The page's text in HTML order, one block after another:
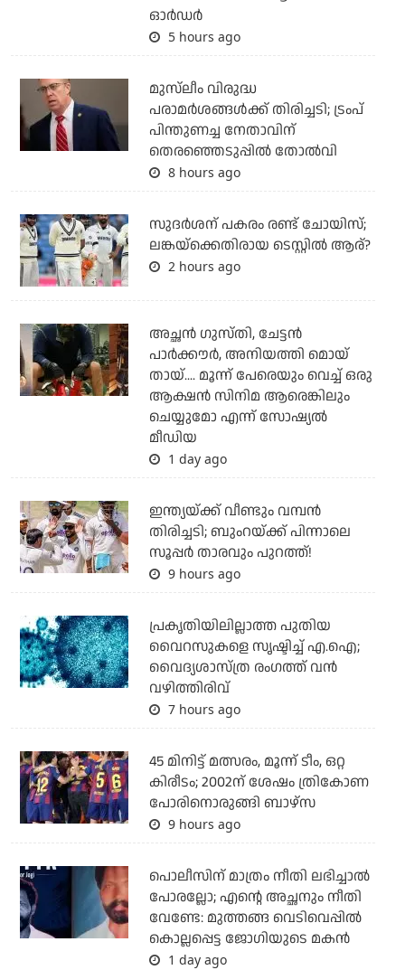
ഓര്‍ഡര്‍
5 hours ago
മുസ്‌ലീം വിരുദ്ധ
പരാമര്‍ശങ്ങള്‍ക്ക് തിരിച്ചടി; ട്രംപ്
പിന്തുണച്ച നേതാവിന്
തെരഞ്ഞെടുപ്പില്‍ തോല്‍വി
8 hours ago
സുദര്‍ശന് പകരം രണ്ട് ചോയിസ്;
ലങ്കയ്‌ക്കെതിരായ ടെസ്റ്റില്‍ ആര്?
2 hours ago
അച്ഛന്‍ ഗുസ്തി, ചേട്ടന്‍
പാര്‍ക്കൗര്‍, അനിയത്തി മൊയ്
തായ്.... മൂന്ന് പേരെയും വെച്ച് ഒരു
ആക്ഷന്‍ സിനിമ ആരെങ്കിലും
ചെയ്യുമോ എന്ന് സോഷ്യല്‍
മീഡിയ
1 day ago
ഇന്ത്യയ്ക്ക് വീണ്ടും വമ്പന്‍
തിരിച്ചടി; ബുംറയ്ക്ക് പിന്നാലെ
സൂപ്പര്‍ താരവും പുറത്ത്!
9 hours ago
പ്രകൃതിയിലില്ലാത്ത പുതിയ
വൈറസുകളെ സൃഷ്ടിച്ച് എ.ഐ;
വൈദ്യശാസ്ത്ര രംഗത്ത് വന്‍
വഴിത്തിരിവ്
7 hours ago
45 മിനിട്ട് മത്സരം, മൂന്ന് ടീം, ഒറ്റ
കിരീടം; 2002ന് ശേഷം ത്രികോണ
പോരിനൊരുങ്ങി ബാഴ്‌സ
9 hours ago
പൊലീസിന് മാത്രം നീതി ലഭിച്ചാല്‍
പോരല്ലോ; എന്റെ അച്ഛനും നീതി
വേണ്ടേ: മുത്തങ്ങ വെടിവെപ്പില്‍
കൊല്ലപ്പെട്ട ജോഗിയുടെ മകന്‍
1 day ago